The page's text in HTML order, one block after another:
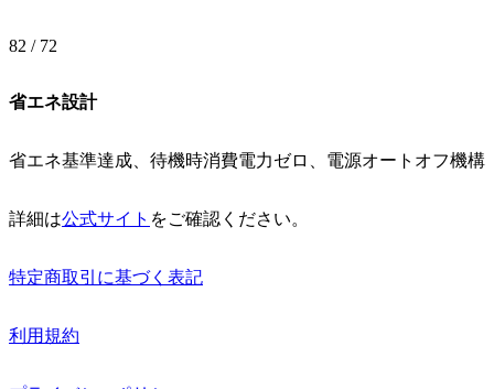
82 / 72
省エネ設計
省エネ基準達成、待機時消費電力ゼロ、電源オートオフ機構
詳細は公式サイト をご確認ください。
特定商取引に基づく表記
利用規約